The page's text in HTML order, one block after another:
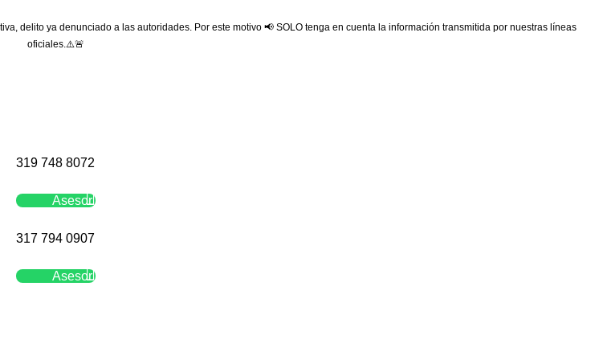
delito ya denunciado a las autoridades. Por este motivo 📢 SOLO tenga en cuenta la información transmitida por nuestras líneas
oficiales.⚠️🚨
319 748 8072
Asesor
317 794 0907
Asesor